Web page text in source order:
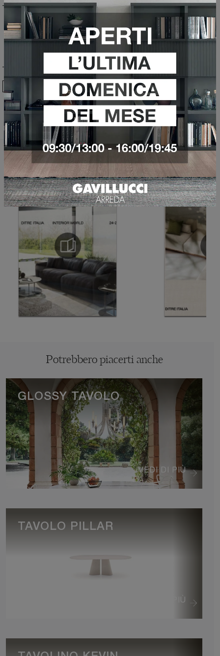
Sfoglia i cataloghi
Ho preso visione dellaPrivacy Policy
Invia
Potrebbero piacerti anche
VEDI DI PIÙ
GLOSSY TAVOLO
VEDI DI PIÙ
TAVOLO PILLAR